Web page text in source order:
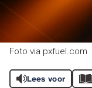
Foto via pxfuel.com
Lees voor